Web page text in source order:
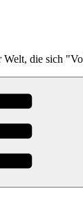
die sich